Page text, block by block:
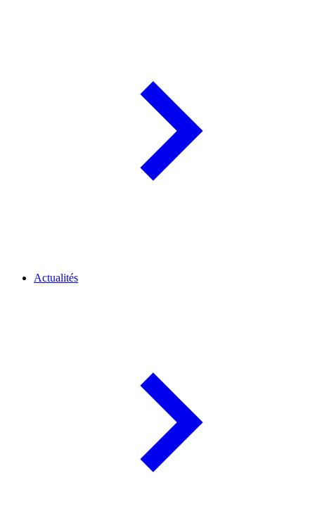
Actualités